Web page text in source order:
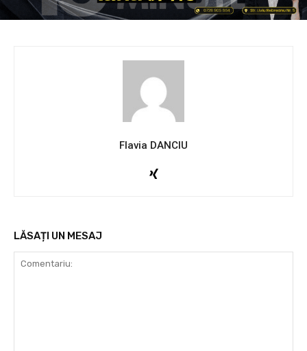
Flavia DANCIU
LĂSAȚI UN MESAJ